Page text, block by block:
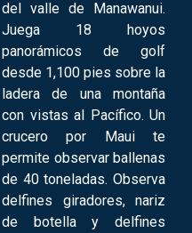
del valle de Manawanui.
Juega 18 hoyos
panorámicos de golf
desde 1,100 pies sobre la
ladera de una montaña
con vistas al Pacífico. Un
crucero por Maui te
permite observar ballenas
de 40 toneladas. Observa
delfines giradores, nariz
de botella y delfines